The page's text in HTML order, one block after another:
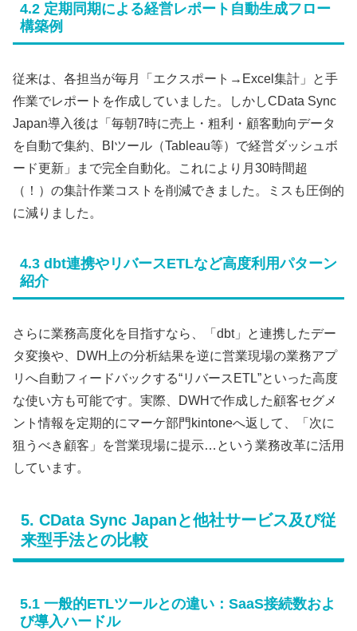
4.2 定期同期による経営レポート自動生成フロー
構築例
従来は、各担当が毎月「エクスポート→Excel集計」と手
作業でレポートを作成していました。しかしCData Sync
Japan導入後は「毎朝7時に売上・粗利・顧客動向データ
を自動で集約、BIツール（Tableau等）で経営ダッシュボ
ード更新」まで完全自動化。これにより月30時間超
（！）の集計作業コストを削減できました。ミスも圧倒的
に減りました。
4.3 dbt連携やリバースETLなど高度利用パターン
紹介
さらに業務高度化を目指すなら、「dbt」と連携したデー
タ変換や、DWH上の分析結果を逆に営業現場の業務アプ
リへ自動フィードバックする“リバースETL”といった高度
な使い方も可能です。実際、DWHで作成した顧客セグメ
ント情報を定期的にマーケ部門kintoneへ返して、「次に
狙うべき顧客」を営業現場に提示…という業務改革に活用
しています。
5. CData Sync Japanと他社サービス及び従
来型手法との比較
5.1 一般的ETLツールとの違い：SaaS接続数およ
び導入ハードル